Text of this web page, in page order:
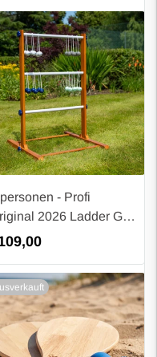
- Profi
2026 Ladder Golf
- Leitergolf - mit 4
Luxus-